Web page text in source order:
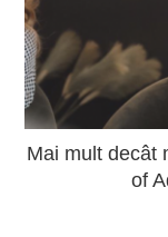
Mai mult decât
of